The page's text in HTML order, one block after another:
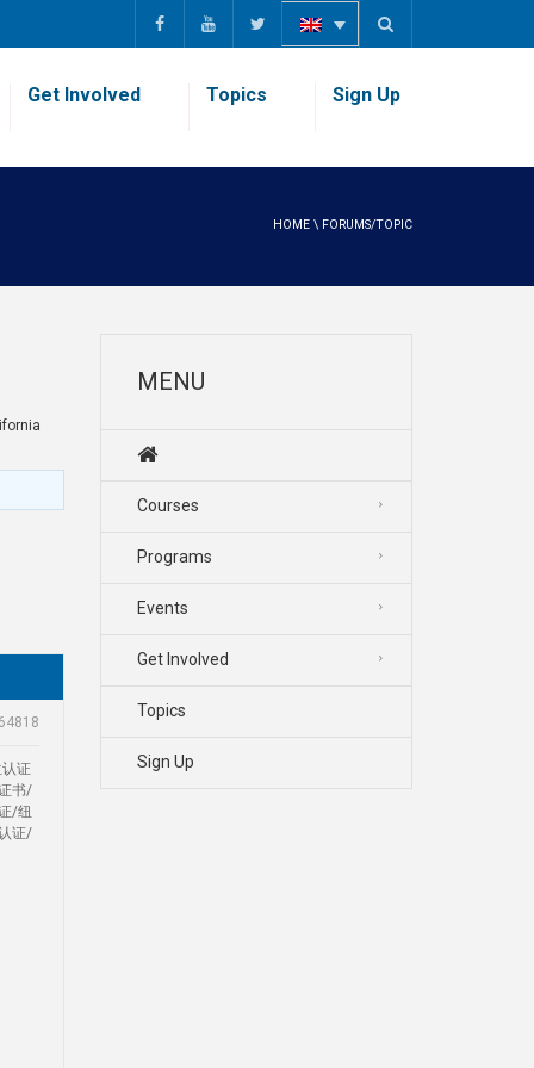
Get Involved Topics Sign Up
HOME \ FORUMS/TOPIC
证
书/
/纽
证/
MENU
Courses
Programs
Events
Get Involved
Topics
Sign Up